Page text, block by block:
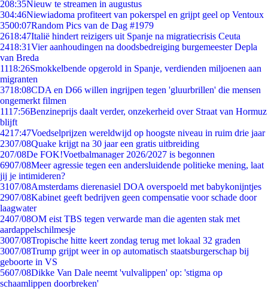
208:35Nieuw te streamen in augustus
304:46Niewiadoma profiteert van pokerspel en grijpt geel op Ventoux
3500:07Random Pics van de Dag #1979
2618:47Italië hindert reizigers uit Spanje na migratiecrisis Ceuta
2418:31Vier aanhoudingen na doodsbedreiging burgemeester Depla
van Breda
1118:26Smokkelbende opgerold in Spanje, verdienden miljoenen aan
migranten
3718:08CDA en D66 willen ingrijpen tegen 'gluurbrillen' die mensen
ongemerkt filmen
1117:56Benzineprijs daalt verder, onzekerheid over Straat van Hormuz
blijft
4217:47Voedselprijzen wereldwijd op hoogste niveau in ruim drie jaar
2307/08Quake krijgt na 30 jaar een gratis uitbreiding
207/08De FOK!Voetbalmanager 2026/2027 is begonnen
6907/08Meer agressie tegen een andersluidende politieke mening, laat
jij je intimideren?
3107/08Amsterdams dierenasiel DOA overspoeld met babykonijntjes
2907/08Kabinet geeft bedrijven geen compensatie voor schade door
laagwater
2407/08OM eist TBS tegen verwarde man die agenten stak met
aardappelschilmesje
3007/08Tropische hitte keert zondag terug met lokaal 32 graden
3007/08Trump grijpt weer in op automatisch staatsburgerschap bij
geboorte in VS
5607/08Dikke Van Dale neemt 'vulvalippen' op: 'stigma op
schaamlippen doorbreken'